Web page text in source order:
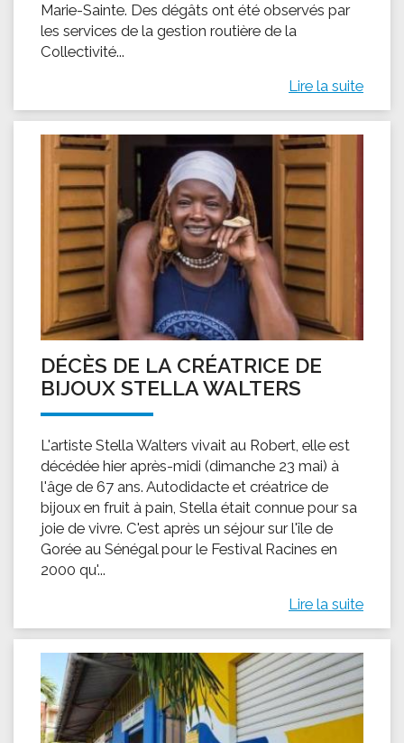
Marie-Sainte. Des dégâts ont été observés par
les services de la gestion routière de la
Collectivité...
Lire la suite
DÉCÈS DE LA CRÉATRICE DE
BIJOUX STELLA WALTERS
L'artiste Stella Walters vivait au Robert, elle est
décédée hier après-midi (dimanche 23 mai) à
l'âge de 67 ans. Autodidacte et créatrice de
bijoux en fruit à pain, Stella était connue pour sa
joie de vivre. C'est après un séjour sur l'île de
Gorée au Sénégal pour le Festival Racines en
2000 qu'...
Lire la suite